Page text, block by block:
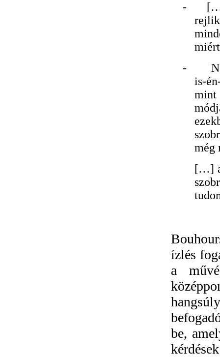
-
-
is-
mint
még
[…]
ízlés
a
be,